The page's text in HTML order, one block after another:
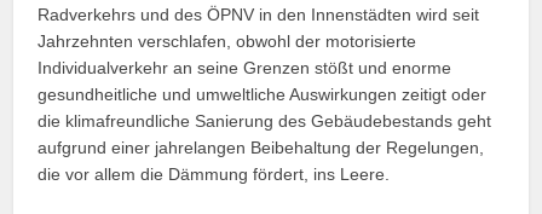
Radverkehrs und des ÖPNV in den Innenstädten wird seit
Jahrzehnten verschlafen, obwohl der motorisierte
Individualverkehr an seine Grenzen stößt und enorme
gesundheitliche und umweltliche Auswirkungen zeitigt oder
die klimafreundliche Sanierung des Gebäudebestands geht
aufgrund einer jahrelangen Beibehaltung der Regelungen,
die vor allem die Dämmung fördert, ins Leere.